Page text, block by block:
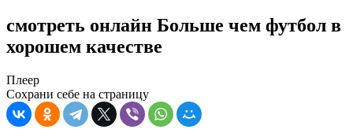
смотреть онлайн Больше чем футбол в
хорошем качестве
Плеер
Сохрани себе на страницу